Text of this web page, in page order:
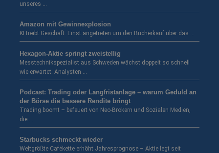
unseres …
Amazon mit Gewinnexplosion
KI treibt Geschäft. Einst angetreten um den Bücherkauf über das …
Hexagon-Aktie springt zweistellig
Messtechnikspezialist aus Schweden wächst doppelt so schnell
wie erwartet. Analysten …
Podcast: Trading oder Langfristanlage – warum Geduld an
der Börse die bessere Rendite bringt
Trading boomt – befeuert von Neo-Brokern und Sozialen Medien,
die …
Starbucks schmeckt wieder
Weltgrößte Cafékette erhöht Jahresprognose – Aktie legt seit